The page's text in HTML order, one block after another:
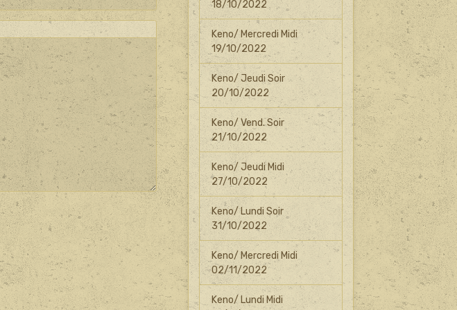
18/10/2022
Keno/ Mercredi Midi
19/10/2022
Keno/ Jeudi Soir
20/10/2022
Keno/ Vend. Soir
21/10/2022
Keno/ Jeudi Midi
27/10/2022
Keno/ Lundi Soir
31/10/2022
Keno/ Mercredi Midi
02/11/2022
Keno/ Lundi Midi